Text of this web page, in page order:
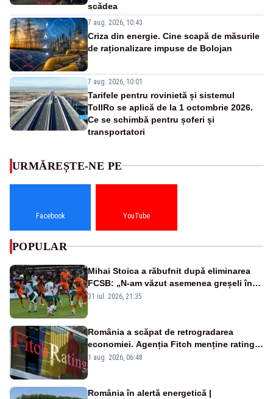
scădea
7 aug. 2026, 10:43
Criza din energie. Cine scapă de măsurile
de raționalizare impuse de Bolojan
7 aug. 2026, 10:01
Tarifele pentru rovinietă și sistemul
TollRo se aplică de la 1 octombrie 2026.
Ce se schimbă pentru șoferi și
transportatori
URMĂREȘTE-NE PE
Facebook YouTube
POPULAR
Mihai Stoica a răbufnit după eliminarea
FCSB: „N-am văzut asemenea greșeli în
190 de meciuri europene”
31 iul. 2026, 21:35
România a scăpat de retrogradarea
economiei. Agenția Fitch menține ratingul
„BBB-” cu perspectivă negativă
1 aug. 2026, 06:48
România în alertă energetică |